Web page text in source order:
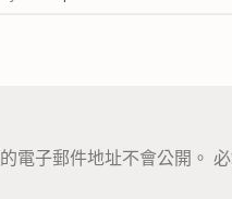
電子郵件地址不會公開。